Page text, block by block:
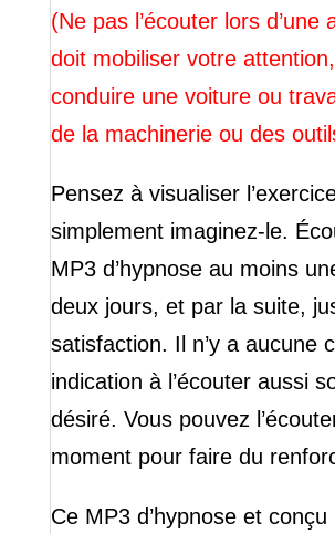
(Ne pas l’écouter lors d’une
doit mobiliser votre
conduire une voiture ou
de la machinerie ou des
Pensez à visualiser
simplement imaginez-le.
MP3 d’hypnose au moins
deux jours, et par la suite,
satisfaction. Il n’y a aucune
indication à l’écouter aussi
désiré. Vous pouvez
moment pour faire du
Ce MP3 d’hypnose et